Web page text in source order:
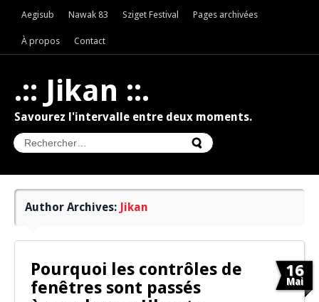
Aegisub Nawak 83 Sziget Festival Pages archivées
À propos Contact
.:: Jikan ::.
Savourez l'intervalle entre deux moments.
Author Archives: Jikan
Pourquoi les contrôles de
fenêtres sont passés
16
Mai